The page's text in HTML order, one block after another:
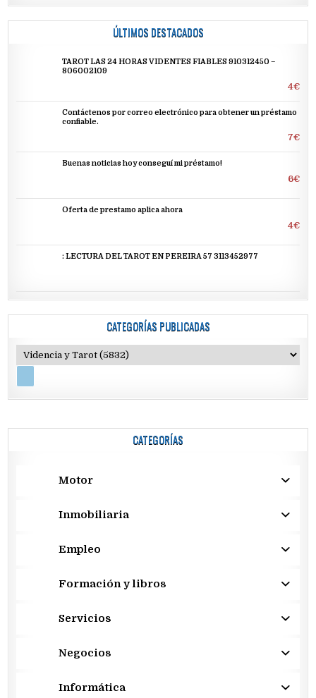
ÚLTIMOS DESTACADOS
TAROT LAS 24 HORAS VIDENTES FIABLES 910312450 –
806002109
4€
Contáctenos por correo electrónico para obtener un préstamo
confiable.
7€
Buenas noticias hoy conseguí mi préstamo!
6€
Oferta de prestamo aplica ahora
4€
: LECTURA DEL TAROT EN PEREIRA 57 3113452977
CATEGORÍAS PUBLICADAS
CATEGORÍAS
Motor
Inmobiliaria
Empleo
Formación y libros
Servicios
Negocios
Informática